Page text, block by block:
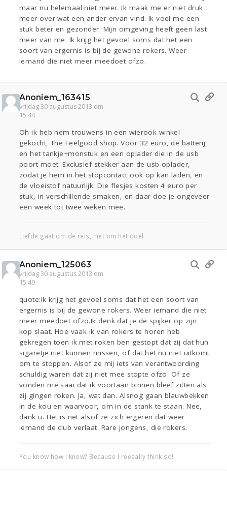
maar nu helemaal niet meer. Ik maak me er niet druk
meer over wat een ander ervan vind. Ik voel me een
stuk beter en gezonder. Mijn omgeving heeft geen last
meer van me. Ik krijg het gevoel soms dat het een
soort van ergernis is bij de gewone rokers. Weer
iemand die niet meer meedoet ofzo.
Anoniem_163415
vrijdag 30 augustus 2013 om
15:44
Oh ik heb hem trouwens in een wierook winkel
gekocht, The Feelgood shop. Voor 32 euro, de batterij
en het tankje+monstuk en een oplader die in de usb
poort moet. Exclusief stekker aan de usb oplader,
zodat je hem in het stopcontact ook op kan laden, en
de vloeistof natuurlijk. Die flesjes kosten 4 euro per
stuk, in verschillende smaken, en daar doe je ongeveer
een week tot twee weken mee.
Liefde gaat om de reis, niet om het doel
Anoniem_125063
vrijdag 30 augustus 2013 om
15:49
quote:Ik krijg het gevoel soms dat het een soort van
ergernis is bij de gewone rokers. Weer iemand die niet
meer meedoet ofzo.Ik denk dat je de spijker op zijn
kop slaat. Hoe vaak ik van rokers te horen heb
gekregen toen ik met roken ben gestopt dat zij dat hun
sigaretje niet kunnen missen, of dat het nu niet uitkomt
om te stoppen. Alsof ze mij iets van verantwoording
schuldig waren dat zij niet mee stopte ofzo. Of ze
vonden me saai dat ik voortaan binnen bleef zitten als
zij gingen roken. Ja, wat dan. Alsnog gaan blauwbekken
in de kou en waarvoor, om in de stank te staan. Nee,
dank u. Het is net alsof ze zich ergeren dat weer
iemand de club verlaat. Rare jongens, die rokers.
You know how I know? Because I reeaally think so!